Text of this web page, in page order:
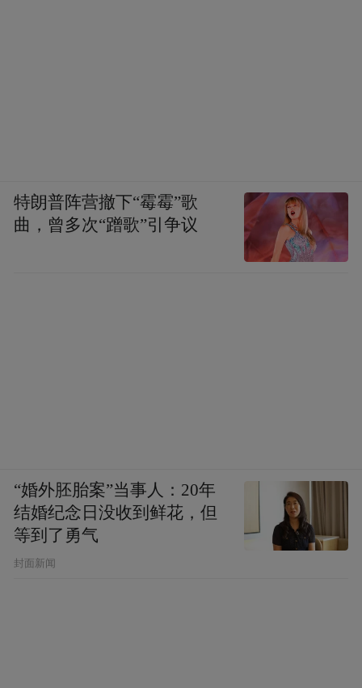
特朗普阵营撤下“霉霉”歌
曲，曾多次“蹭歌”引争议
“婚外胚胎案”当事人：20年
结婚纪念日没收到鲜花，但
等到了勇气
封面新闻